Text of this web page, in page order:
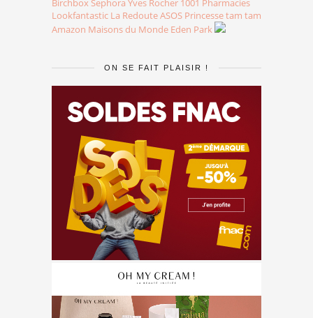
Birchbox Sephora Yves Rocher 1001 Pharmacies
Lookfantastic La RedouteASOS Princesse tam tam
Amazon Maisons du Monde Eden Park
ON SE FAIT PLAISIR !